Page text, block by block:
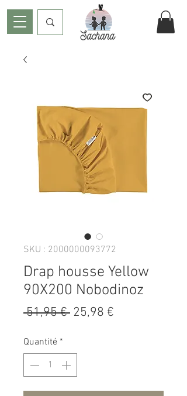
SKU : 2000000093772
Drap housse Yellow
90X200 Nobodinoz
51,95 € Prix
25,98 €
Quantité *